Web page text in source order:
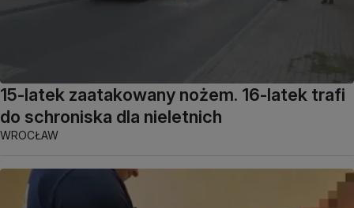
15-latek zaatakowany nożem. 16-latek trafi
do schroniska dla nieletnich
WROCŁAW